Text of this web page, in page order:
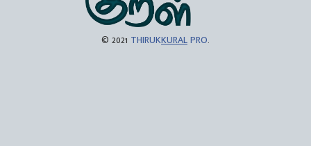
© 2021 THIRUKKURALPRO.